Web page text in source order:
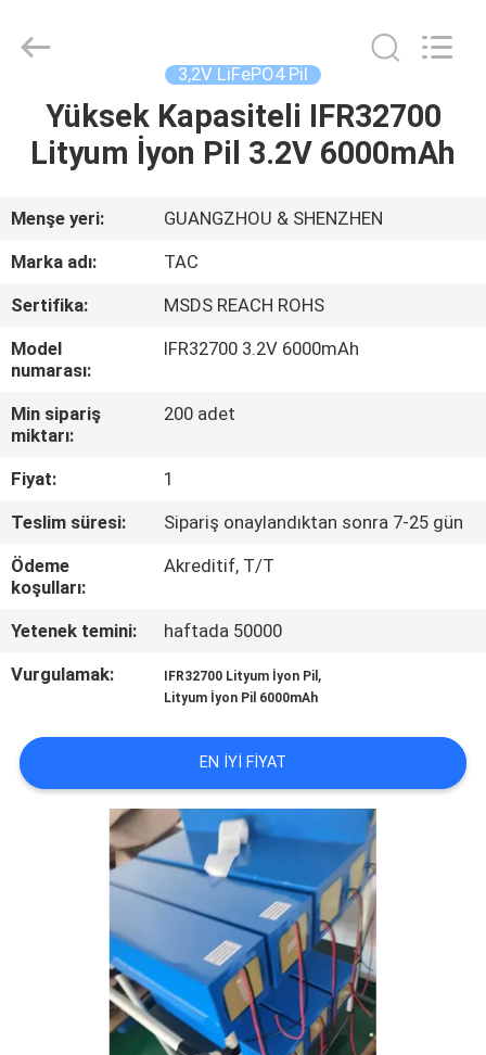
S
VİDEOLAR
HAKKIMIZDA
FABRIKA
TURU
KALITE
KONTROL
BIZIMLE
ILETIŞIME
HABERLER
VAKALAR
Energy
Technology
3,2V LiFePO4 Pil
Yüksek Kapasiteli IFR32700
Lityum İyon Pil 3.2V 6000mAh
Menşe yeri:
GUANGZHOU & SHENZHEN
Marka adı:
TAC
Sertifika:
MSDS REACH ROHS
Model
numarası:
IFR32700 3.2V 6000mAh
Min sipariş
miktarı:
200 adet
Fiyat:
1
Teslim süresi:
Sipariş onaylandıktan sonra 7-25 gün
Ödeme
koşulları:
Akreditif, T/T
Yetenek temini:
haftada 50000
Vurgulamak:
IFR32700 Lityum İyon Pil ,
Lityum İyon Pil 6000mAh
EN IYI FIYAT